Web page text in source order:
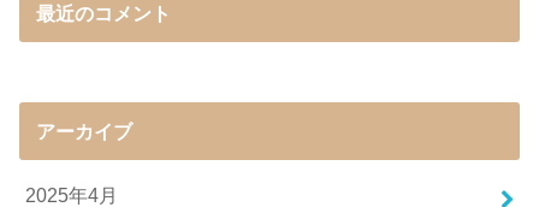
最近のコメント
アーカイブ
2025年4月